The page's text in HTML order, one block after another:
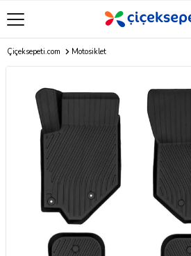
Çiçeksepeti.com Motosiklet